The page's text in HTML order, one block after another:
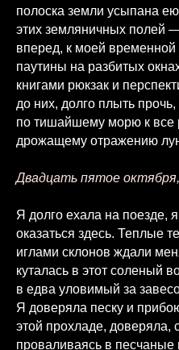
полоска земли усыпана
этих земляничных полей
вперед, к моей
паутины на разбитых
книгами рюкзак и
до них, долго плыть
по тишайшему морю к все
дрожащему отражению
Двадцать пятое
Я долго ехала на поезде,
оказаться здесь. Теплые
иглами склонов ждали
куталась в этот соленый
в едва уловимый за
Я доверяла песку и
этой прохладе, доверяла,
проваливаясь в